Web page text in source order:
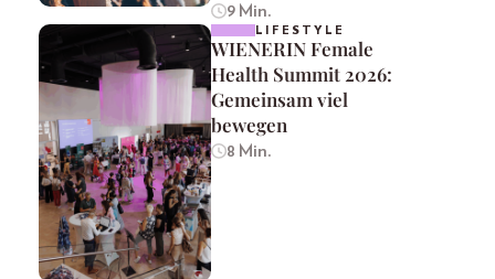
9 Min.
LIFESTYLE
WIENERIN Female
Health Summit 2026:
Gemeinsam viel
bewegen
8 Min.